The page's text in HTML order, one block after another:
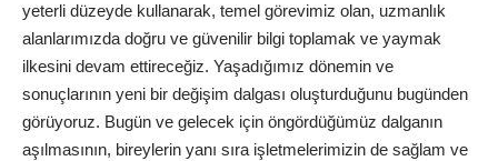
yeterli düzeyde kullanarak, temel görevimiz olan, uzmanlık
alanlarımızda doğru ve güvenilir bilgi toplamak ve yaymak
ilkesini devam ettireceğiz. Yaşadığımız dönemin ve
sonuçlarının yeni bir değişim dalgası oluşturduğunu bugünden
görüyoruz. Bugün ve gelecek için öngördüğümüz dalganın
aşılmasının, bireylerin yanı sıra işletmelerimizin de sağlam ve